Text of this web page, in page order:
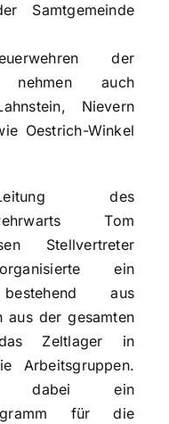
Samtgemeinde
der
nehmen auch
Nievern
Oestrich-Winkel
des
Tom
Stellvertreter
ein
aus
aus der gesamten
Zeltlager in
Arbeitsgruppen.
ist dabei ein
für die